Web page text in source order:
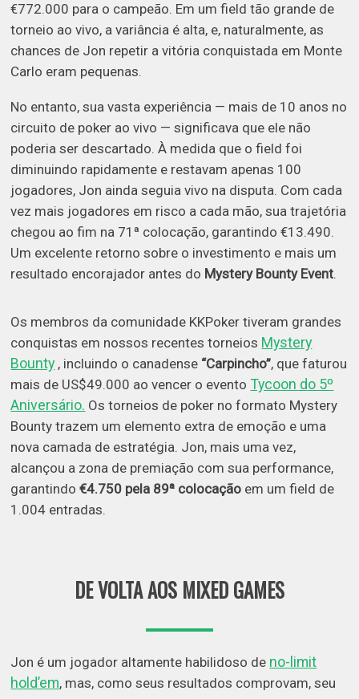
€772.000 para o campeão. Em um field tão grande de
torneio ao vivo, a variância é alta, e, naturalmente, as
chances de Jon repetir a vitória conquistada em Monte
Carlo eram pequenas.
No entanto, sua vasta experiência — mais de 10 anos no
circuito de poker ao vivo — significava que ele não
poderia ser descartado. À medida que o field foi
diminuindo rapidamente e restavam apenas 100
jogadores, Jon ainda seguia vivo na disputa. Com cada
vez mais jogadores em risco a cada mão, sua trajetória
chegou ao fim na 71ª colocação, garantindo €13.490.
Um excelente retorno sobre o investimento e mais um
resultado encorajador antes do Mystery Bounty Event
Os membros da comunidade KKPoker tiveram grandes
conquistas em nossos recentes torneios Mystery
Bounty , incluindo o canadense “Carpincho”, que faturou
mais de US$49.000 ao vencer o evento Tycoon do 5º
Aniversário. Os torneios de poker no formato Mystery
Bounty trazem um elemento extra de emoção e uma
nova camada de estratégia. Jon, mais uma vez,
alcançou a zona de premiação com sua performance,
garantindo€4.750 pela 89ª colocação em um field de
1.004 entradas.
DE VOLTA AOS MIXED GAMES
Jon é um jogador altamente habilidoso de no-limit
hold’em, mas, como seus resultados comprovam, seu